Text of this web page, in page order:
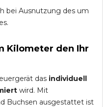
bei Ausnutzung des um
Kilometer den Ihr
das individuell
wird. Mit
Buchsen ausgestattet ist